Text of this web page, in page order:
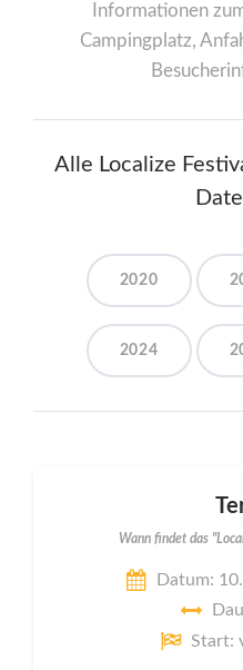
Informationen
Campingplatz,
Alle Localize
2020
2024
Wann findet das
Datum:
Start: